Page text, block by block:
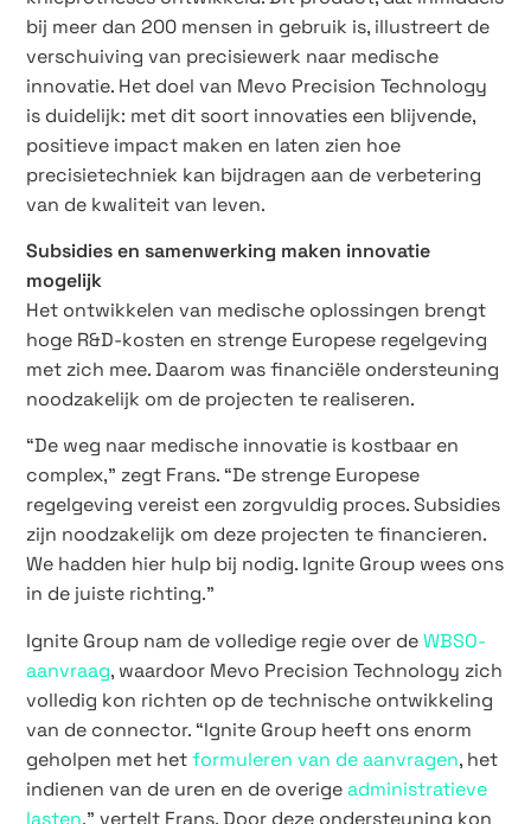
bij meer dan 200 mensen in gebruik is, illustreert de
verschuiving van precisiewerk naar medische
innovatie. Het doel van Mevo Precision Technology
is duidelijk: met dit soort innovaties een blijvende,
positieve impact maken en laten zien hoe
precisietechniek kan bijdragen aan de verbetering
van de kwaliteit van leven.
Subsidies en samenwerking maken innovatie
mogelijk
Het ontwikkelen van medische oplossingen brengt
hoge R&D-kosten en strenge Europese regelgeving
met zich mee. Daarom was financiële ondersteuning
noodzakelijk om de projecten te realiseren.
“De weg naar medische innovatie is kostbaar en
complex,” zegt Frans. “De strenge Europese
regelgeving vereist een zorgvuldig proces. Subsidies
zijn noodzakelijk om deze projecten te financieren.
We hadden hier hulp bij nodig. Ignite Group wees ons
in de juiste richting.”
Ignite Group nam de volledige regie over deWBSO-
aanvraag, waardoor Mevo Precision Technology zich
volledig kon richten op de technische ontwikkeling
van de connector. “Ignite Group heeft ons enorm
geholpen met hetformuleren van de aanvragen, het
indienen van de uren en de overigeadministratieve
lasten,” vertelt Frans. Door deze ondersteuning kon